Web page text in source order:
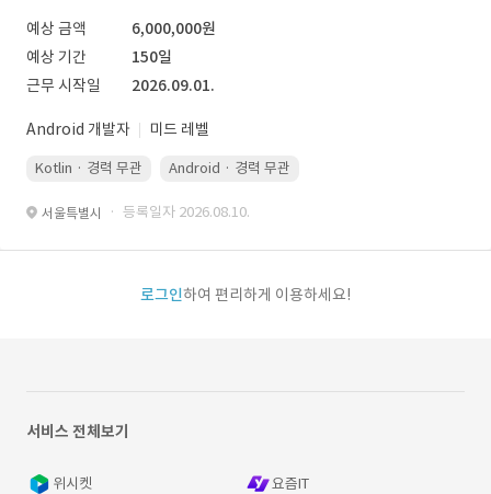
예상 금액
6,000,000원
예상 기간
150일
근무 시작일
2026.09.01.
Android 개발자 미드 레벨
Kotlin · 경력 무관 Android · 경력 무관
서울특별시 · 등록일자 2026.08.10.
로그인하여 편리하게 이용하세요!
서비스 전체보기
위시켓 요즘IT